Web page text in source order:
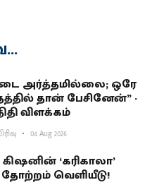
அர்த்தமில்லை; ஒரே
தான் பேசினேன்” -
விளக்கம்
04 Aug 2026
‘கரிகாலா’
தோற்றம் வெளியீடு!